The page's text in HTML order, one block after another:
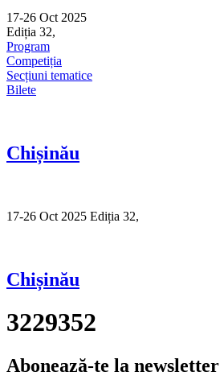
17-26 Oct 2025
Ediția 32,
Program
Competiția
Secțiuni tematice
Bilete
Chișinău
17-26 Oct 2025 Ediția 32,
Chișinău
3229352
Abonează-te la newsletter